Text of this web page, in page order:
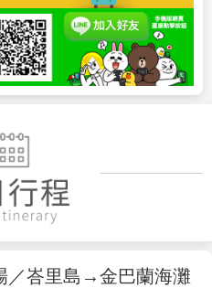
／峇里島→金巴蘭海灘